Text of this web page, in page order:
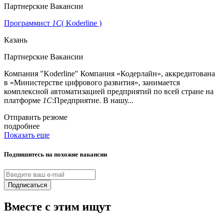
Партнерские Вакансии
Программист 1С( Koderline )
Казань
Партнерские Вакансии
Компания "Koderline" Компания «Кодерлайн», аккредитована
в «Министерстве цифрового развития», занимается
комплексной автоматизацией предприятий по всей стране на
платформе 1С:Предприятие. В нашу...
Отправить резюме
подробнее
Показать еще
Подпишитесь на похожие вакансии
Подписаться
Вместе с этим ищут